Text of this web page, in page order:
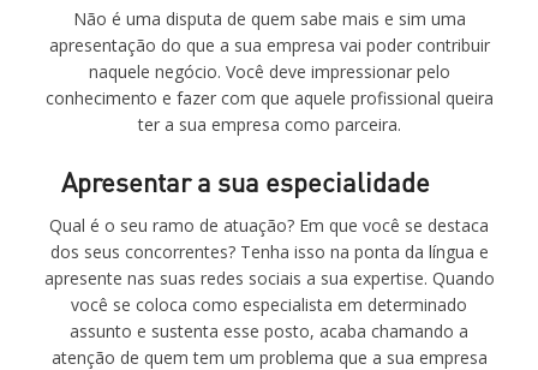
Não é uma disputa de quem sabe mais e sim uma
apresentação do que a sua empresa vai poder contribuir
naquele negócio. Você deve impressionar pelo
conhecimento e fazer com que aquele profissional queira
ter a sua empresa como parceira.
Apresentar a sua especialidade
Qual é o seu ramo de atuação? Em que você se destaca
dos seus concorrentes? Tenha isso na ponta da língua e
apresente nas suas redes sociais a sua expertise. Quando
você se coloca como especialista em determinado
assunto e sustenta esse posto, acaba chamando a
atenção de quem tem um problema que a sua empresa